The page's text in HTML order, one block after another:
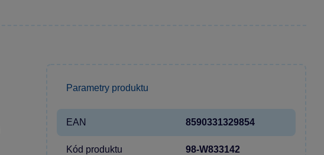
Parametry produktu
EAN 8590331329854
Kód produktu 98-W833142